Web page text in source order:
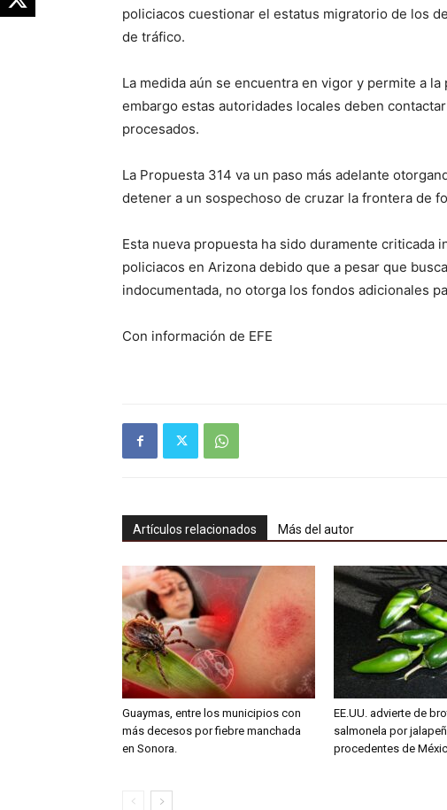
policiacos cuestionar el estatus migratorio de los
de tráfico.
La medida aún se encuentra en vigor y permite a
embargo estas autoridades locales deben
procesados.
La Propuesta 314 va un paso más adelante
detener a un sospechoso de cruzar la frontera de
Esta nueva propuesta ha sido duramente criticada
policiacos en Arizona debido que a pesar que
indocumentada, no otorga los fondos adicionales
Con información de EFE
Artículos relacionados Más del autor
Guaymas, entre los municipios con
más decesos por fiebre manchada
en Sonora.
EE.UU. advierte de
salmonela por
procedentes de